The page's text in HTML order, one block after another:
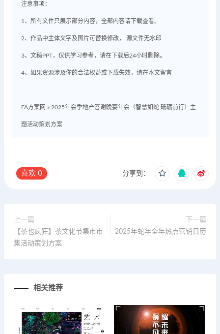
注意事项：
1、所有文件只展示部分内容，全部内容请下载查看。
2、作品中主体文字及图片可替换修改， 源文件无水印
3、文稿PPT，仅供学习参考，请在下载后24小时删除。
4、如果资源涉及你的合法权益或下载失效，请在本文留言
FA方案网 » 2025年会季地产答谢晚宴年会（智慧如蛇 砥砺前行）主
题活动策划方案
喜欢 0 分享到：
上一篇
【茶也疯狂】茶文化节集市市
集活动策划方案
下一篇
2025年蛇年全年热点营销日历
相关推荐